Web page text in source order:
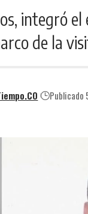
integró
de la
Publicado